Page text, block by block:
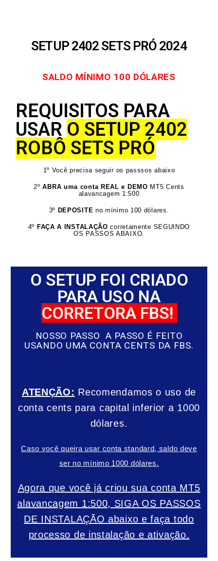
SETUP 2402 SETS PRÓ 2024
SALDO MÍNIMO 100 DÓLARES
REQUISITOS PARA
USAR O SETUP 2402
ROBÔ SETS PRÓ
1º Você precisa seguir os passsos abaixo
2ºABRA uma conta REAL e DEMO MT5 Cents
alavancagem 1:500
3º DEPOSITE no mínimo 100 dólares.
4º FAÇA A INSTALAÇÃO corretamente SEGUINDO
OS PASSOS ABAIXO.
O SETUP FOI CRIADO
PARA USO NA
CORRETORA FBS!
NOSSO PASSO A PASSO É FEITO
USANDO UMA CONTA CENTS DA FBS.
ATENÇÃO: Recomendamos o uso de
conta cents para capital inferior a 1000
dólares.
Caso você queira usar conta standard, saldo deve
ser no mínimo 1000 dólares.
Agora que você já criou sua conta MT5
alavancagem 1:500, SIGA OS PASSOS
DE INSTALAÇÃO abaixo e faça todo
processo de instalação e ativação.